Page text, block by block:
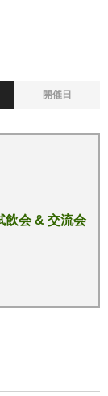
開催日
飲会 & 交流会